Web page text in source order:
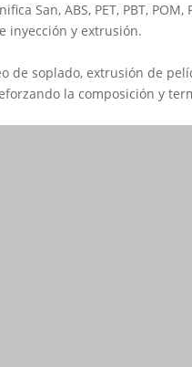
San, ABS, PET, PBT,
inyección y extrusión.
de soplado, extrusión de
la composición y